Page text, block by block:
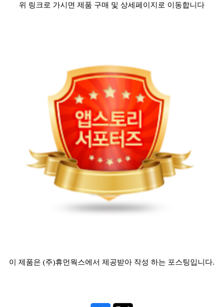
위 링크로 가시면 제품 구매 및 상세페이지로 이동합니다
이 제품은 (주)휴먼웍스에서 제공받아 작성 하는 포스팅입니다.